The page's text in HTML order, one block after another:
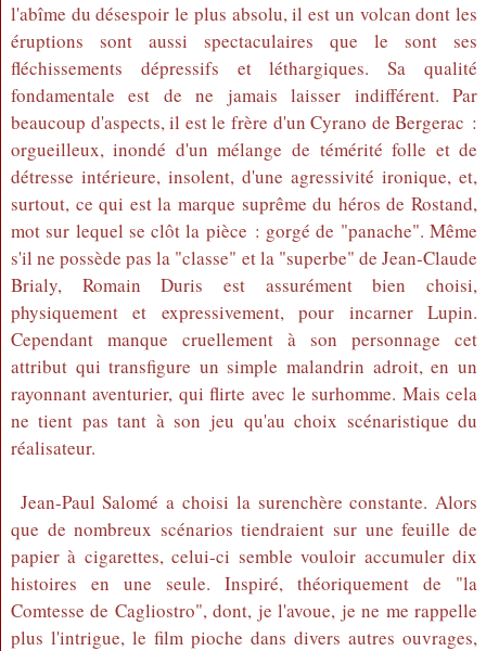
l'abîme du désespoir le plus absolu, il est un volcan dont les
éruptions sont aussi spectaculaires que le sont ses
fléchissements dépressifs et léthargiques. Sa qualité
fondamentale est de ne jamais laisser indifférent. Par
beaucoup d'aspects, il est le frère d'un Cyrano de Bergerac :
orgueilleux, inondé d'un mélange de témérité folle et de
détresse intérieure, insolent, d'une agressivité ironique, et,
surtout, ce qui est la marque suprême du héros de Rostand,
mot sur lequel se clôt la pièce : gorgé de "panache". Même
s'il ne possède pas la "classe" et la "superbe" de Jean-Claude
Brialy, Romain Duris est assurément bien choisi,
physiquement et expressivement, pour incarner Lupin.
Cependant manque cruellement à son personnage cet
attribut qui transfigure un simple malandrin adroit, en un
rayonnant aventurier, qui flirte avec le surhomme. Mais cela
ne tient pas tant à son jeu qu'au choix scénaristique du
réalisateur.
Jean-Paul Salomé a choisi la surenchère constante. Alors
que de nombreux scénarios tiendraient sur une feuille de
papier à cigarettes, celui-ci semble vouloir accumuler dix
histoires en une seule. Inspiré, théoriquement de "la
Comtesse de Cagliostro", dont, je l'avoue, je ne me rappelle
plus l'intrigue, le film pioche dans divers autres ouvrages,